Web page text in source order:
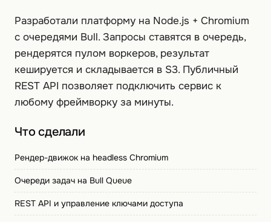
Разработали платформу на Node.js + Chromium
с очередями Bull. Запросы ставятся в очередь,
рендерятся пулом воркеров, результат
кешируется и складывается в S3. Публичный
REST API позволяет подключить сервис к
любому фреймворку за минуты.
Что сделали
Рендер-движок на headless Chromium
Очереди задач на Bull Queue
REST API и управление ключами доступа